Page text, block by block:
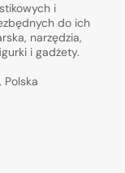
i
do ich
narzędzia,
i gadżety.